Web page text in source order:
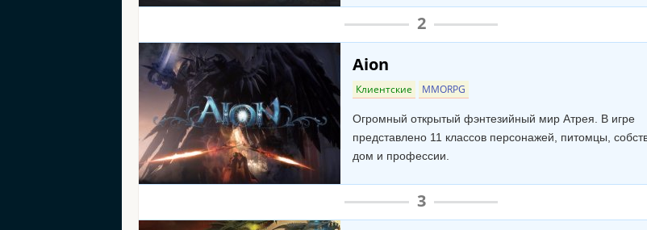
2
Aion
Клиентские MMORPG
Огромный открытый фэнтезийный мир Атрея. В игре
представлено 11 классов персонажей, питомцы,
дом и профессии.
3